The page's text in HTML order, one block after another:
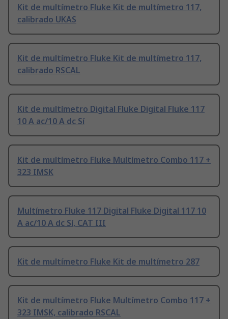
Kit de multímetro Fluke Kit de multímetro 117,
calibrado UKAS
Kit de multímetro Fluke Kit de multímetro 117,
calibrado RSCAL
Kit de multímetro Digital Fluke Digital Fluke 117
10 A ac/10 A dc Sí
Kit de multímetro Fluke Multímetro Combo 117 +
323 IMSK
Multímetro Fluke 117 Digital Fluke Digital 117 10
A ac/10 A dc Sí, CAT III
Kit de multímetro Fluke Kit de multímetro 287
Kit de multímetro Fluke Multímetro Combo 117 +
323 IMSK, calibrado RSCAL